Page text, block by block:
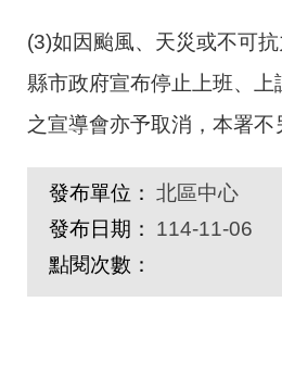
(3)如因颱風、天災或不可
縣市政府宣布停止上班、上
之宣導會亦予取消，本署不
發布單位： 北區中心
發布日期：
114-11-06
點閱次數：